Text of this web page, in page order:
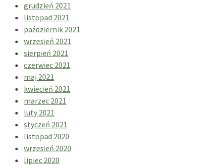
grudzień 2021
listopad 2021
październik 2021
wrzesień 2021
sierpień 2021
czerwiec 2021
maj 2021
kwiecień 2021
marzec 2021
luty 2021
styczeń 2021
listopad 2020
wrzesień 2020
lipiec 2020